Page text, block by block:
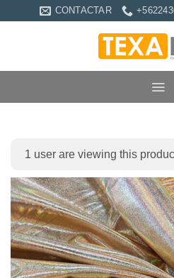
CONTACTAR
1 user are viewing this